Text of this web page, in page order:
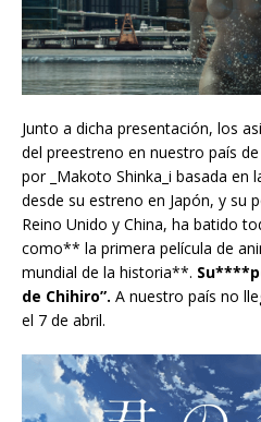
Junto a dicha presentación, los
del preestreno en nuestro país de
por _Makoto Shinka_i basada en
desde su estreno en Japón, y su
Reino Unido y China, ha batido
como** la primera película de
mundial de la historia**.
de Chihiro”. A nuestro país no
el 7 de abril.